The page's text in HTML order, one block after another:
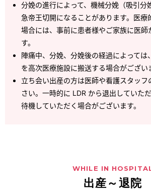
分娩の進行によって、機械分娩（吸引分
急帝王切開になることがあります。医療
場合には、事前に患者様やご家族に医師
す。
陣痛中、分娩、分娩後の経過によっては
を高次医療施設に搬送する場合がござい
立ち会い出産の方は医師や看護スタッフ
さい。一時的に LDR から退出していた
待機していただく場合がございます。
WHILE IN
出産～退院